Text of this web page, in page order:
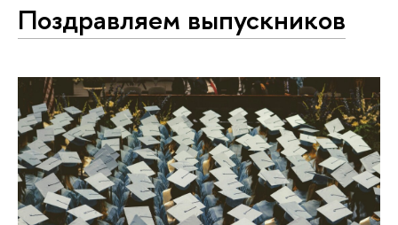
Поздравляем выпускников